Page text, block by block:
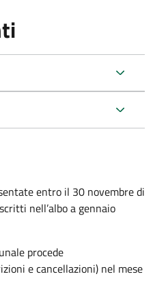
entro il 30 novembre di
nell’albo a gennaio
procede
e cancellazioni) nel mese